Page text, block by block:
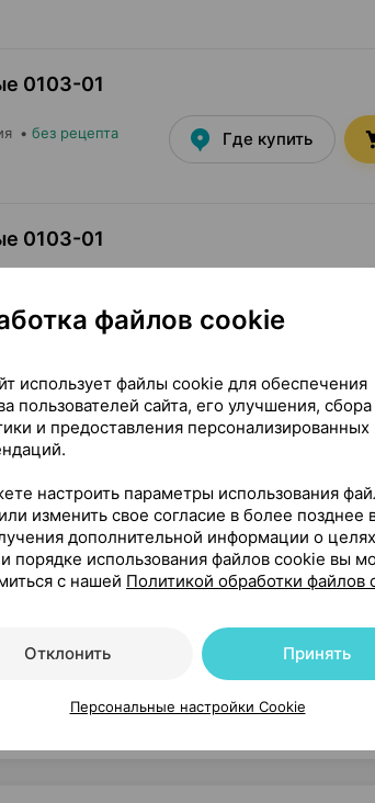
0103-01
• без рецепта Где купить
0103-01
0103-01
• без рецепта
[размер 2], ×1, Тонус эласт Латвия
файлов cookie
использует файлы cookie для обеспечения
пользователей сайта, его улучшения, сбора
и предоставления персонализированных
настроить параметры использования
изменить свое согласие в более позднее
дополнительной информации о
порядке использования файлов cookie вы
с нашей Политикой обработки файлов
Отклонить Принять
Персональные настройки Cookie